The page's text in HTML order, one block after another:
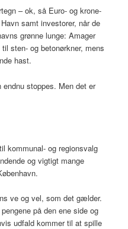
– ok, så Euro- og krone-
samt investorer, når de
grønne lunge: Amager
sten- og betonørkner, mens
hast.
stoppes. Men det er
kommunal- og regionsvalg
og vigtigt mange
ve og vel, som det gælder.
på den ene side og
udfald kommer til at spille